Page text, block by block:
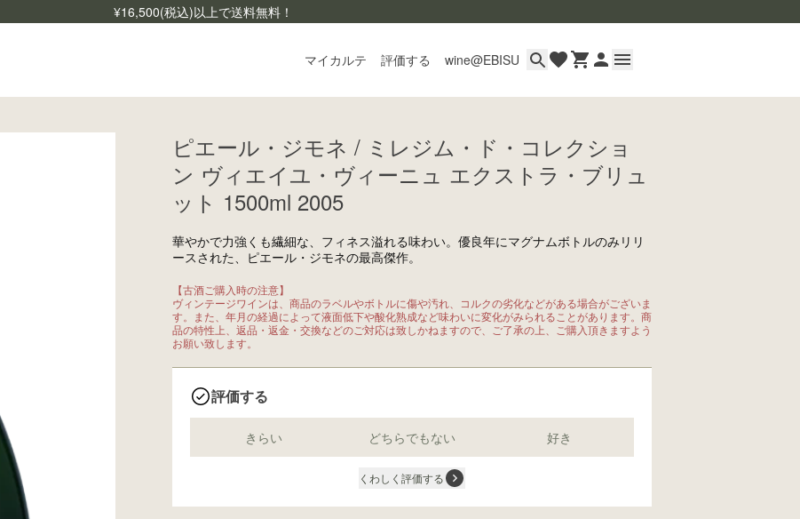
¥16,500(税込)以上で送料無料！
マイカルテ 評価する wine@EBISU
ログイン
ご利用ガイド
ピエール・ジモネ / ミレジム・ド・コレクショ
ン ヴィエイユ・ヴィーニュ エクストラ・ブリュ
ット 1500ml 2005
華やかで力強くも繊細な、フィネス溢れる味わい。優良年にマグナムボトルのみリリ
ースされた、ピエール・ジモネの最高傑作。
【古酒ご購入時の注意】
ヴィンテージワインは、商品のラベルやボトルに傷や汚れ、コルクの劣化などがある場合がございま
す。また、年月の経過によって液面低下や酸化熟成など味わいに変化がみられることがあります。商
品の特性上、返品・返金・交換などのご対応は致しかねますので、ご了承の上、ご購入頂きますよう
お願い致します。
評価する
きらい どちらでもない 好き
くわしく評価する